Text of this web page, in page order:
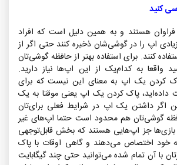
کنید
فراوان هستند و به همین دلیل است که افراد
اپ را در گوشی‌شان ذخیره کنند حتی اگر از
کنند. برای استفاده بهتر از حافظه گوشی‌تان
واقعا به کدام‌یک از این اپ‌ها نیاز دارید.
کردن یک اپ به معنای این نیست که برای
پاک کردن یک اپ یعنی موقتا به یک
اگر داشتن یک اپ در شرایط فعلی برای‌تان
گوشی‌تان هم محدود است حتما اپ‌های غیر
جز اپ‌هایی هستند که بخش قابل‌توجهی
خود اختصاص می‌دهند و گاهی اوقات با پاک
با آن تمام شده می‌توانید حتی چند گیگابایت